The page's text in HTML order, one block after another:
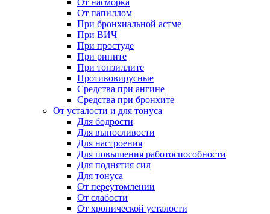
От насморка
От папиллом
При бронхиальной астме
При ВИЧ
При простуде
При рините
При тонзиллите
Противовирусные
Средства при ангине
Средства при бронхите
От усталости и для тонуса
Для бодрости
Для выносливости
Для настроения
Для повышения работоспособности
Для поднятия сил
Для тонуса
От переутомлении
От слабости
От хронической усталости